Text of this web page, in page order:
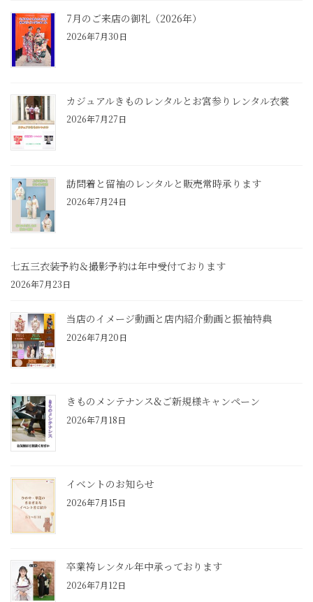
7月のご来店の御礼（2026年）
2026年7月30日
カジュアルきものレンタルとお宮参りレンタル衣裳
2026年7月27日
訪問着と留袖のレンタルと販売常時承ります
2026年7月24日
七五三衣装予約＆撮影予約は年中受付ております
2026年7月23日
当店のイメージ動画と店内紹介動画と振袖特典
2026年7月20日
きものメンテナンス&ご新規様キャンペーン
2026年7月18日
イベントのお知らせ
2026年7月15日
卒業袴レンタル年中承っております
2026年7月12日